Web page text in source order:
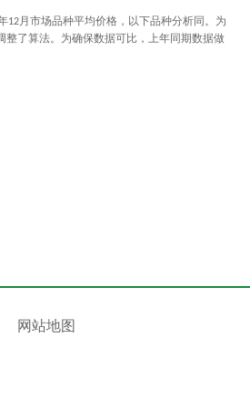
12月市场品种平均价格，以下品种分析同。为
整了算法。为确保数据可比，上年同期数据做
网站地图